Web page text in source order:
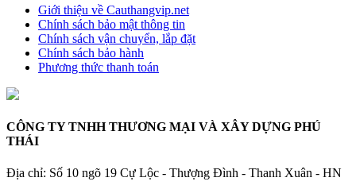
Giới thiệu về Cauthangvip.net
Chính sách bảo mật thông tin
Chính sách vận chuyển, lắp đặt
Chính sách bảo hành
Phương thức thanh toán
CÔNG TY TNHH THƯƠNG MẠI VÀ XÂY DỰNG PHÚ
THÁI
Địa chỉ: Số 10 ngõ 19 Cự Lộc - Thượng Đình - Thanh Xuân - HN